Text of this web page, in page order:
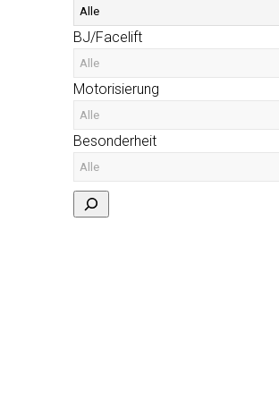
BJ/Facelift
Motorisierung
Besonderheit